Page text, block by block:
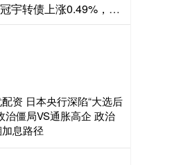
股亿讯配资 12月15日冠宇转债上涨0.49%，转股溢价率35.48%
资 日本央行深陷“大选后
治僵局VS通胀高企 政治
息路径